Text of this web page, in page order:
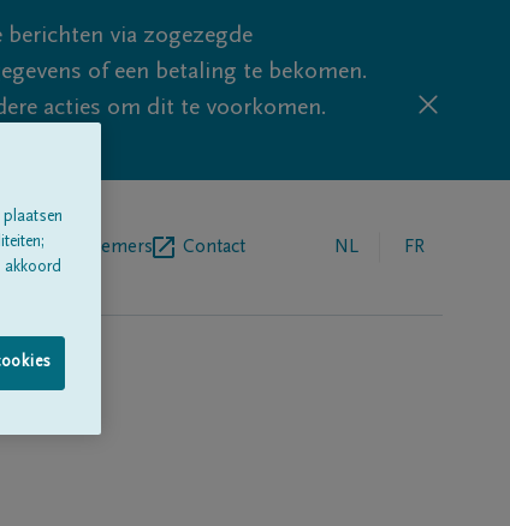
via zogezegde
of een betaling te bekomen.
acties om dit te voorkomen.
Contact NL FR
akkoord